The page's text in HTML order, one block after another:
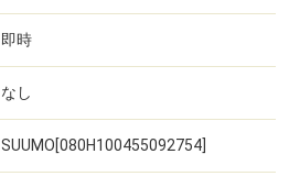
即時
なし
SUUMO[080H100455092754]